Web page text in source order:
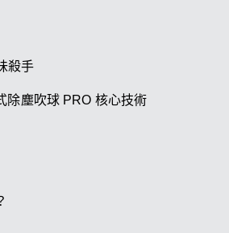
殺手
除塵吹球 PRO 核心技術